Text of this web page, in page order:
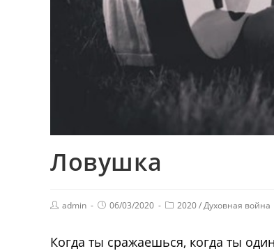
Ловушка
admin 06/03/2020 2020/Духовная война
Когда ты сражаешься, когда ты